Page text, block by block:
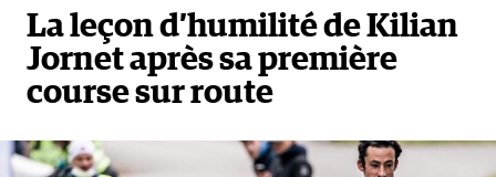
La leçon d’humilité de Kilian
Jornet après sa première
course sur route